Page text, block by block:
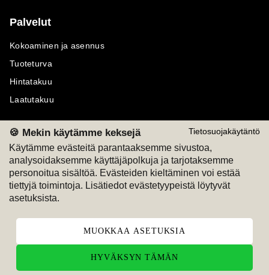
Tietosuojakäytäntö
🍪 Mekin käytämme keksejä
Käytämme evästeitä parantaaksemme sivustoa,
analysoidaksemme käyttäjäpolkuja ja tarjotaksemme
personoitua sisältöä. Evästeiden kieltäminen voi estää
tiettyjä toimintoja. Lisätiedot evästetyypeistä löytyvät
asetuksista.
MUOKKAA ASETUKSIA
HYVÄKSYN TÄMÄN
Palvelut
Kokoaminen ja asennus
Tuoteturva
Hintatakuu
Laatutakuu
Maksutavat
M
Seuraa meitä